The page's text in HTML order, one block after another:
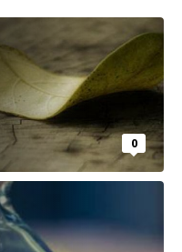
0